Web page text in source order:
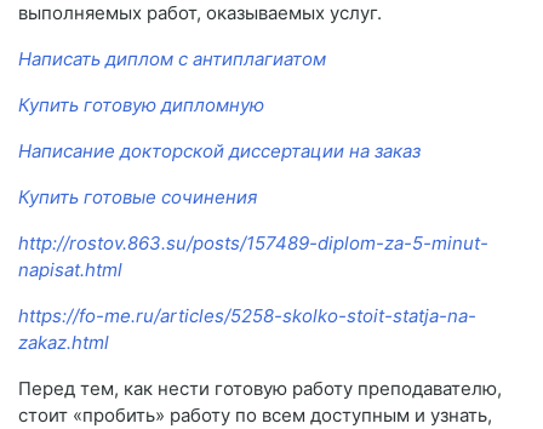
выполняемых работ, оказываемых услуг.
Написать диплом с антиплагиатом
Купить готовую дипломную
Написание докторской диссертации на заказ
Купить готовые сочинения
http://rostov.863.su/posts/157489-diplom-za-5-minut-
napisat.html
https://fo-me.ru/articles/5258-skolko-stoit-statja-na-
zakaz.html
Перед тем, как нести готовую работу преподавателю,
стоит «пробить» работу по всем доступным и узнать,